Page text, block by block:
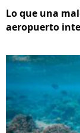
Lo que una
aeropuerto